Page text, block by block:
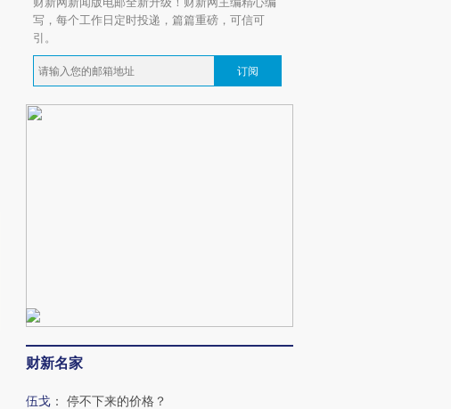
写，每个工作日定时投递，篇篇重磅，可信可
引。
订阅
财新名家
伍戈 ： 停不下来的价格？